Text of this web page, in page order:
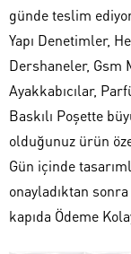
günde teslim
Yapı Denetimler,
Dershaneler, Gsm
Ayakkabıcılar,
Baskılı Poşette
olduğunuz ürün
Gün içinde
onayladıktan
kapıda Ödeme